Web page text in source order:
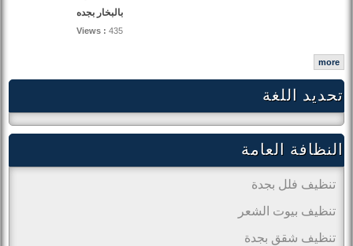
بالبخار بجده
Views : 435
more
تحديد اللغة
النظافة العامة
تنظيف فلل بجدة
تنظيف بيوت الشعر
تنظيف شقق بجدة